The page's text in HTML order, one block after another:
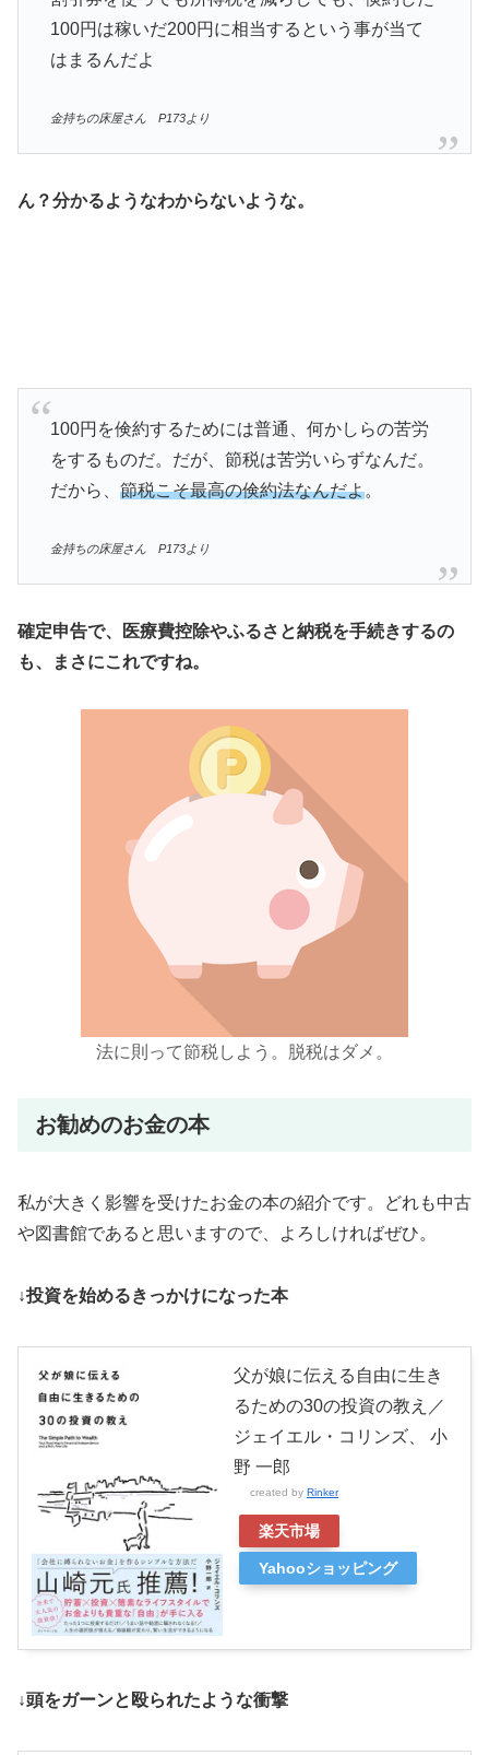
100円は稼いだ200円に相当するという事が当て
はまるんだよ
金持ちの床屋さん P173より
ん？分かるようなわからないような。
100円を倹約するためには普通、何かしらの苦労
をするものだ。だが、節税は苦労いらずなんだ。
だから、 節税こそ最高の倹約法なんだよ。
金持ちの床屋さん P173より
確定申告で、医療費控除やふるさと納税を手続きするの
も、まさにこれですね。
法に則って節税しよう。脱税はダメ。
お勧めのお金の本
私が大きく影響を受けたお金の本の紹介です。どれも中古
や図書館であると思いますので、よろしければぜひ。
↓投資を始めるきっかけになった本
父が娘に伝える自由に生き
るための30の投資の教え／
ジェイエル・コリンズ、 小
野 一郎
created by Rinker
楽天市場
Yahooショッピング
↓頭をガーンと殴られたような衝撃